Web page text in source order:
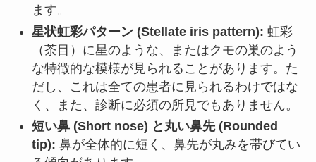
ます。
星状虹彩パターン (Stellate iris pattern): 虹彩
（茶目）に星のような、またはクモの巣のよう
な特徴的な模様が見られることがあります。た
だし、これは全ての患者に見られるわけではな
く、また、診断に必須の所見でもありません。
短い鼻 (Short nose) と丸い鼻先 (Rounded
tip): 鼻が全体的に短く、鼻先が丸みを帯びてい